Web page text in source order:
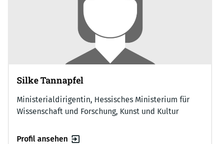
Silke Tannapfel
Ministerialdirigentin, Hessisches Ministerium für
Wissenschaft und Forschung, Kunst und Kultur
Profil ansehen